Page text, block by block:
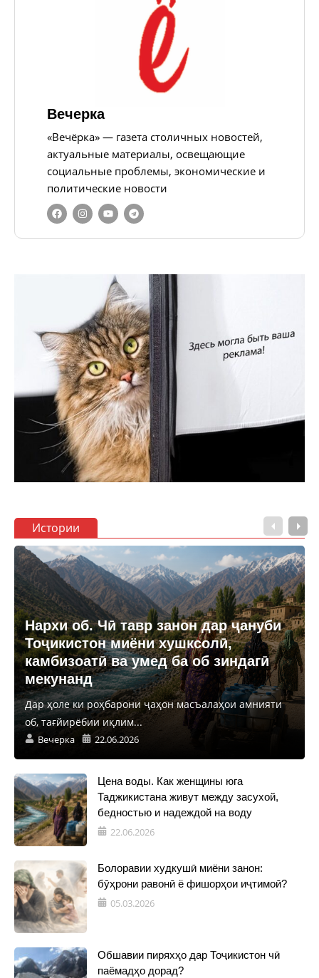
Вечерка
«Вечёрка» — газета столичных новостей,
актуальные материалы, освещающие
социальные проблемы, экономические и
политические новости
Истории
Нархи об. Чӣ тавр занон дар ҷануби
Тоҷикистон миёни хушксолӣ,
камбизоатӣ ва умед ба об зиндагӣ
мекунанд
Дар ҳоле ки роҳбарони ҷаҳон масъалаҳои амнияти
об, тағйирёбии иқлим...
Вечерка 22.06.2026
Цена воды. Как женщины юга
Таджикистана живут между засухой,
бедностью и надеждой на воду
22.06.2026
Болоравии худкушӣ миёни занон:
бӯҳрони равонӣ ё фишорҳои иҷтимоӣ?
05.03.2026
Обшавии пиряхҳо дар Тоҷикистон чӣ
паёмадҳо дорад?